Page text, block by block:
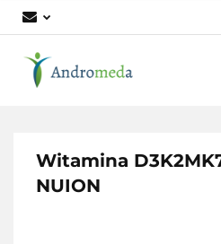
Witamina
NUION